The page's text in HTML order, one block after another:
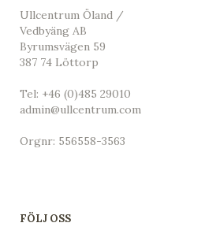
Ullcentrum Öland /
Vedbyäng AB
Byrumsvägen 59
387 74 Löttorp
Tel: +46 (0)485 29010
admin@ullcentrum.com
Orgnr: 556558-3563
FÖLJ OSS